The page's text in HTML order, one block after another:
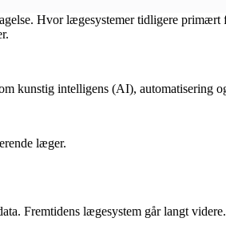
Hvor lægesystemer tidligere
kunstig intelligens (AI), automatisering
læger.
Fremtidens lægesystem går langt